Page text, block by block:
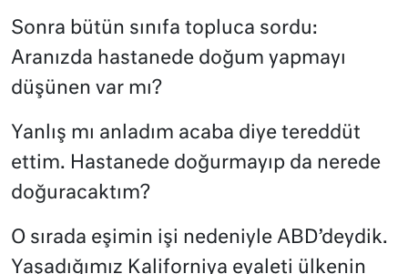
Sonra bütün sınıfa topluca sordu:
Aranızda hastanede doğum yapmayı
düşünen var mı?
Yanlış mı anladım acaba diye tereddüt
ettim. Hastanede doğurmayıp da nerede
doğuracaktım?
O sırada eşimin işi nedeniyle ABD’deydik.
Yaşadığımız Kaliforniya eyaleti ülkenin